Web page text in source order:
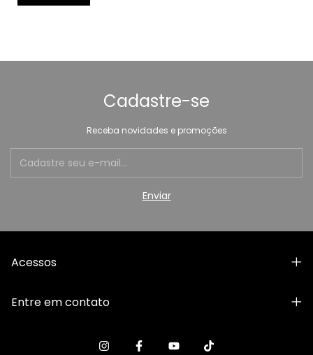
Cadastre-se
Receba novidades e promoções
Acessos
Entre em contato